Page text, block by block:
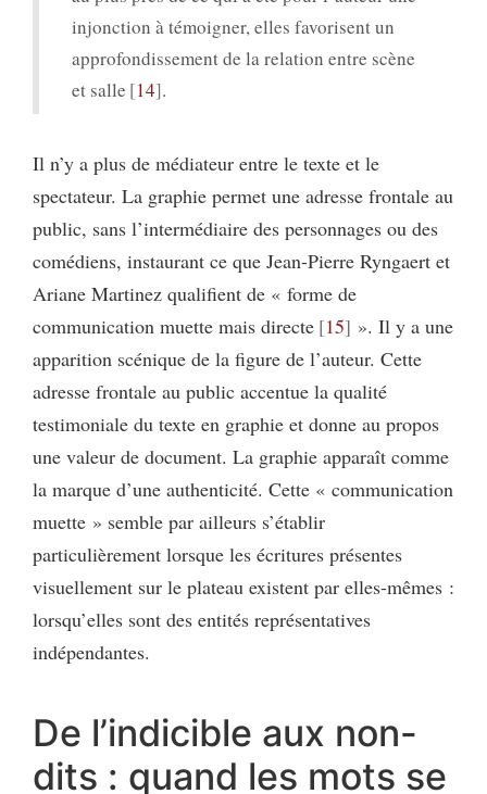
injonction à témoigner, elles favorisent un
approfondissement de la relation entre scène
et salle 14 .
Il n’y a plus de médiateur entre le texte et le
spectateur. La graphie permet une adresse frontale au
public, sans l’intermédiaire des personnages ou des
comédiens, instaurant ce que Jean-Pierre Ryngaert et
Ariane Martinez qualifient de « forme de
communication muette mais directe 15 ». Il y a une
apparition scénique de la figure de l’auteur. Cette
adresse frontale au public accentue la qualité
testimoniale du texte en graphie et donne au propos
une valeur de document. La graphie apparaît comme
la marque d’une authenticité. Cette « communication
muette » semble par ailleurs s’établir
particulièrement lorsque les écritures présentes
visuellement sur le plateau existent par elles-mêmes :
lorsqu’elles sont des entités représentatives
indépendantes.
De l’indicible aux non-
dits : quand les mots se